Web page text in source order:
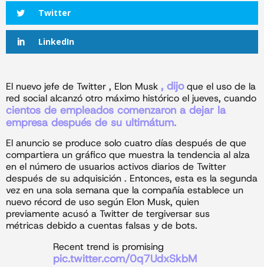
Twitter
LinkedIn
El nuevo jefe de Twitter , Elon Musk , dijoque el uso de la
red social alcanzó otro máximo histórico el jueves, cuando
cientos de empleados comenzaron a dejar la
empresa después de su ultimátum.
El anuncio se produce solo cuatro días después de que
compartiera un gráfico que muestra la tendencia al alza
en el número de usuarios activos diarios de Twitter
después de su adquisición . Entonces, esta es la segunda
vez en una sola semana que la compañía establece un
nuevo récord de uso según Elon Musk, quien
previamente acusó a Twitter de tergiversar sus
métricas debido a cuentas falsas y de bots.
Recent trend is promising
pic.twitter.com/0q7UdxSkbM